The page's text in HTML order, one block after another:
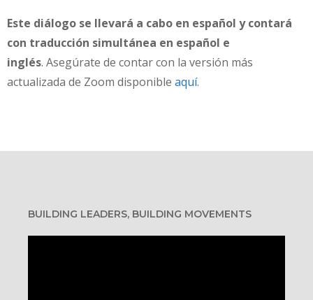
Este diálogo se llevará a cabo en español y contará
con traducción simultánea en español e
inglés. Asegúrate de contar con la versión más
actualizada de Zoom disponible aquí.
BUILDING LEADERS, BUILDING MOVEMENTS